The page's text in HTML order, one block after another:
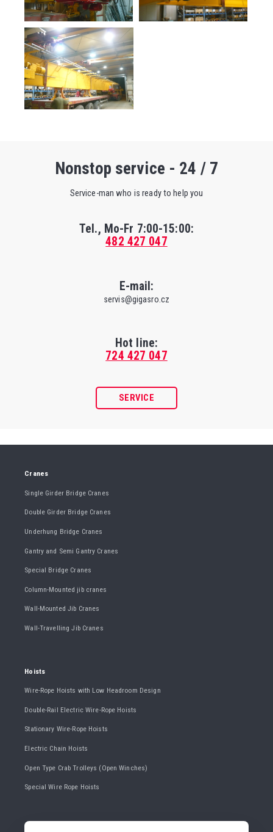
Nonstop service - 24 / 7
Service-man who is ready to help you
Tel., Mo-Fr 7:00-15:00:
482 427 047
E-mail:
servis@gigasro.cz
Hot line:
724 427 047
SERVICE
Cranes
Single Girder Bridge Cranes
Double Girder Bridge Cranes
Underhung Bridge Cranes
Gantry and Semi Gantry Cranes
Special Bridge Cranes
Column-Mounted jib cranes
Wall-Mounted Jib Cranes
Wall-Travelling Jib Cranes
Hoists
Wire-Rope Hoists with Low Headroom Design
Double-Rail Electric Wire-Rope Hoists
Stationary Wire-Rope Hoists
Electric Chain Hoists
Open Type Crab Trolleys (Open Winches)
Special Wire Rope Hoists